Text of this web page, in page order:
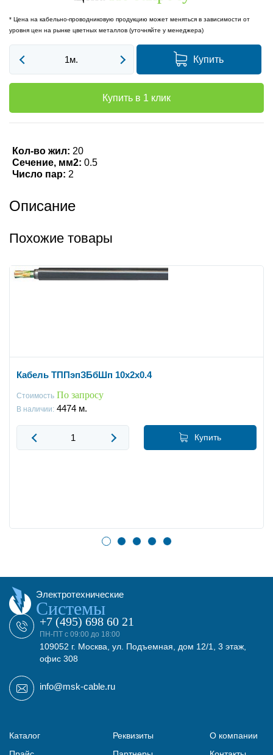
* Цена на кабельно-проводниковую продукцию может меняться в зависимости от
уровня цен на рынке цветных металлов (уточняйте у менеджера)
Купить
Купить в 1 клик
Кол-во жил: 20
Сечение, мм2: 0.5
Число пар: 2
Описание
Похожие товары
Кабель ТППэпЗБбШп 10x2x0.4
Стоимость По запросу
В наличии: 4474 м.
Купить
Электротехнические
Системы
+7 (495) 698 60 21
ПН-ПТ с 09:00 до 18:00
109052 г. Москва, ул. Подъемная, дом 12/1, 3 этаж,
офис 308
info@msk-cable.ru
Каталог
Реквизиты
О компании